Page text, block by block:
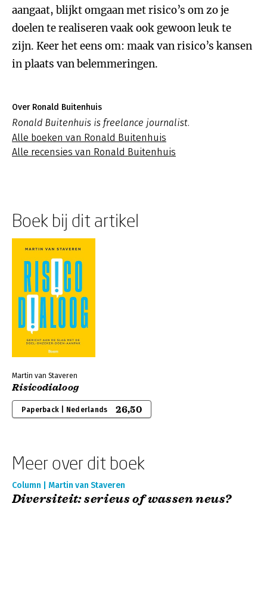
aangaat, blijkt omgaan met risico’s om zo je
doelen te realiseren vaak ook gewoon leuk te
zijn. Keer het eens om: maak van risico’s kansen
in plaats van belemmeringen.
Over Ronald Buitenhuis
Ronald Buitenhuis is freelance journalist.
Alle boeken van Ronald Buitenhuis
Alle recensies van Ronald Buitenhuis
Boek bij dit artikel
Martin van Staveren
Risicodialoog
Paperback | Nederlands 26,50
Meer over dit boek
Column | Martin van Staveren
Diversiteit: serieus of wassen neus?